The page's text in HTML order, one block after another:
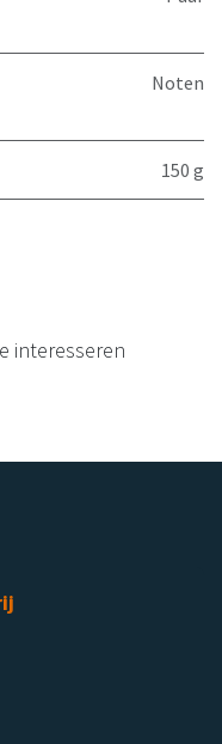
Noten
150 g
interesseren